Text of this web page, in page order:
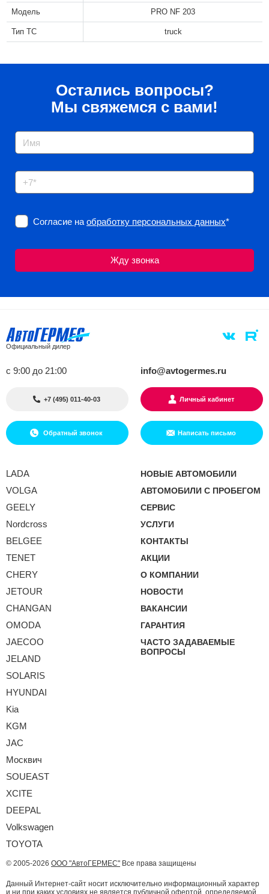
Модель PRO NF 203
Тип ТС truck
Остались вопросы?
Мы свяжемся с вами!
Согласие на обработку персональных данных*
Официальный дилер
с 9:00 до 21:00 info@avtogermes.ru
+7 (495) 011-40-03 Личный кабинет
Обратный звонок Написать письмо
LADA
VOLGA
GEELY
Nordcross
BELGEE
TENET
CHERY
JETOUR
CHANGAN
OMODA
JAECOO
JELAND
SOLARIS
HYUNDAI
Kia
KGM
JAC
Москвич
SOUEAST
XCITE
DEEPAL
Volkswagen
TOYOTA
НОВЫЕ АВТОМОБИЛИ
АВТОМОБИЛИ С ПРОБЕГОМ
СЕРВИС
УСЛУГИ
КОНТАКТЫ
АКЦИИ
О КОМПАНИИ
НОВОСТИ
ВАКАНСИИ
ГАРАНТИЯ
ЧАСТО ЗАДАВАЕМЫЕ
ВОПРОСЫ
© 2005-2026 ООО "АвтоГЕРМЕС" Все права защищены
Данный Интернет-сайт носит исключительно информационный характер
и ни при каких условиях не является публичной офертой, определяемой